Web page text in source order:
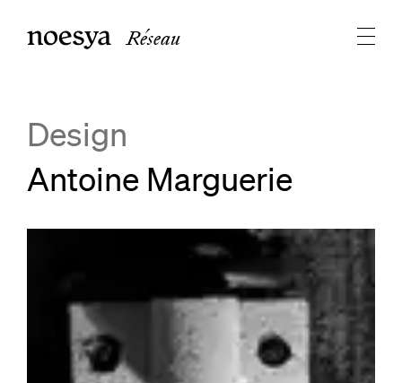
Réseau
Design
Antoine Marguerie